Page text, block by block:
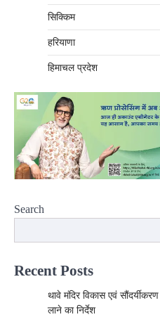
सिक्किम
हरियाणा
हिमाचल प्रदेश
Search
Recent Posts
थावे मंदिर विकास एवं
लाने का निर्देश